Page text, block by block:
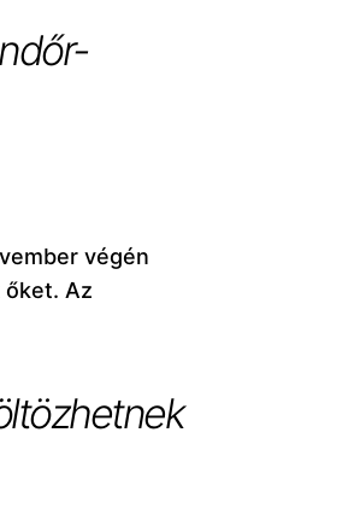
végén
Az